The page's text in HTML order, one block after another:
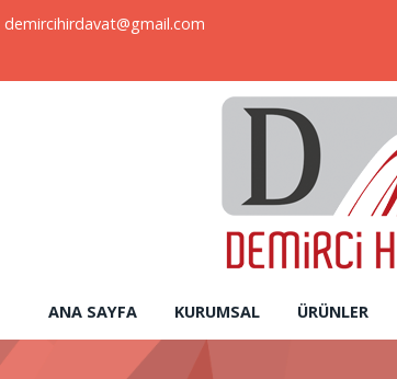
demircihirdavat@gmail.com
ANA SAYFA KURUMSAL ÜRÜNLER